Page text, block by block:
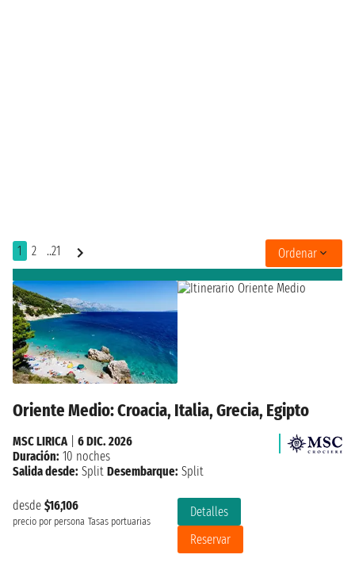
1 2 ..21 Ordenar
Oriente Medio: Croacia, Italia, Grecia, Egipto
desde $16,106
precio por persona Tasas portuarias
Detalles
Reservar
MSC LIRICA
6 DIC. 2026
Duración: 10 noches
Salida desde: Split Desembarque: Split